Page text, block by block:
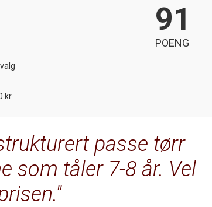
kr
91
POENG
passe tørr
som tåler 7-8 år. Vel